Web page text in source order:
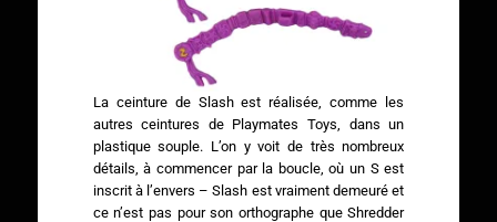
La ceinture de Slash est réalisée, comme les
autres ceintures de Playmates Toys, dans un
plastique souple. L’on y voit de très nombreux
détails, à commencer par la boucle, où un S est
inscrit à l’envers – Slash est vraiment demeuré et
ce n’est pas pour son orthographe que Shredder